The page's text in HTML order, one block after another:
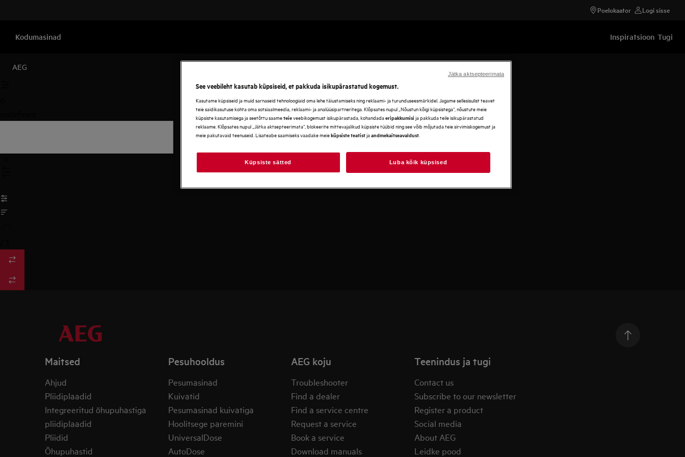
Poelokaator Logi sisse
Kodumasinad Inspiratsioon Tugi
AEG
Maitsed
Ahjud
Pliidiplaadid
Integreeritud õhupuhastiga
pliidiplaadid
Pliidid
Õhupuhastid
Pesuhooldus
Pesumasinad
Kuivatid
Pesumasinad kuivatiga
Hoolitsege paremini
UniversalDose
AutoDose
AEG koju
Troubleshooter
Find a dealer
Find a service centre
Request a service
Book a service
Download manuals
Teenindus ja tugi
Contact us
Subscribe to our newsletter
Register a product
Social media
About AEG
Leidke pood
See veebileht kasutab küpsiseid, et pakkuda isikupärastatud kogemust.
Kasutame küpsiseid ja muid sarnaseid tehnoloogiaid oma lehe täiustamiseks ning reklaami- ja turunduseesmärkidel. Jagame sellesisulist teavet
teie saidikasutuse kohta oma sotsiaalmeedia, reklaami- ja analüüsipartneritega. Klõpsates nupul „Nõustun kõigi küpsistega“, nõustute meie
küpsiste kasutamisega ja seetõttu saameteieveebikogemust isikupärastada, kohandadaeripakkumisi ja pakkuda teile isikupärastatud
reklaame. Klõpsates nupul „Jätka aktsepteerimata“, blokeerite mittevajalikud küpsiste tüübid ning see võib mõjutada teie sirvimiskogemust ja
meie pakutavaid teenuseid. Lisateabe saamiseks vaadake meieküpsiste teatistjaandmekaitseavaldust
Küpsiste sätted Luba kõik küpsised
Jätka aktsepteerimata